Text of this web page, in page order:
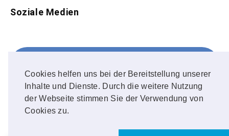
Cookies helfen uns bei der Bereitstellung unserer
Inhalte und Dienste. Durch die weitere Nutzung
der Webseite stimmen Sie der Verwendung von
Cookies zu.
Soziale Medien
FOLLOW ME!
Instagram
OUR PHOTOS!